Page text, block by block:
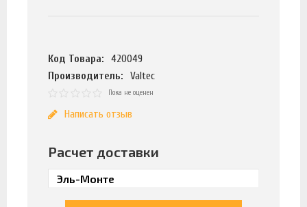
Код Товара:
420049
Производитель:
Valtec
Пока не оценен
Написать отзыв
Расчет доставки